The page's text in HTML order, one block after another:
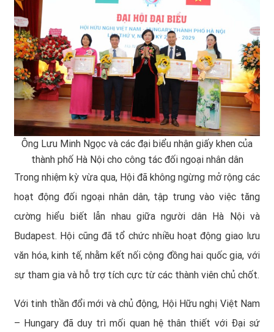
Ông Lưu Minh Ngọc và các đại biểu nhận giấy khen của
thành phố Hà Nội cho công tác đối ngoại nhân dân
Trong nhiệm kỳ vừa qua, Hội đã không ngừng mở rộng các
hoạt động đối ngoại nhân dân, tập trung vào việc tăng
cường hiểu biết lẫn nhau giữa người dân Hà Nội và
Budapest. Hội cũng đã tổ chức nhiều hoạt động giao lưu
văn hóa, kinh tế, nhằm kết nối cộng đồng hai quốc gia, với
sự tham gia và hỗ trợ tích cực từ các thành viên chủ chốt.
Với tinh thần đổi mới và chủ động, Hội Hữu nghị Việt Nam
– Hungary đã duy trì mối quan hệ thân thiết với Đại sứ